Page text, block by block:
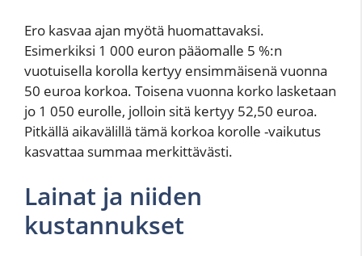
Ero kasvaa ajan myötä huomattavaksi.
Esimerkiksi 1 000 euron pääomalle 5 %:n
vuotuisella korolla kertyy ensimmäisenä vuonna
50 euroa korkoa. Toisena vuonna korko lasketaan
jo 1 050 eurolle, jolloin sitä kertyy 52,50 euroa.
Pitkällä aikavälillä tämä korkoa korolle -vaikutus
kasvattaa summaa merkittävästi.
Lainat ja niiden
kustannukset